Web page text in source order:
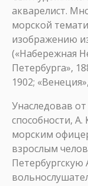
акварелист.
морской
изображению
(«Набережная
Петербурга»,
1902;
Унаследовав
способности, А.
морским
взрослым
Петербургскую